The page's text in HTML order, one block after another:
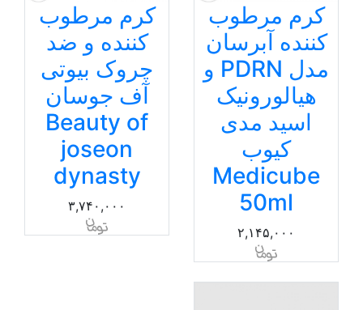
کرم مرطوب
کننده آبرسان
مدل PDRN و
هیالورونیک
اسید مدی
کیوب
Medicube
50ml
۲,۱۴۵,۰۰۰
کرم مرطوب
کننده و ضد
چروک بیوتی
آف جوسان
Beauty of
joseon
dynasty
۳,۷۴۰,۰۰۰